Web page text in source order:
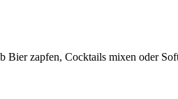
zapfen, Cocktails mixen oder